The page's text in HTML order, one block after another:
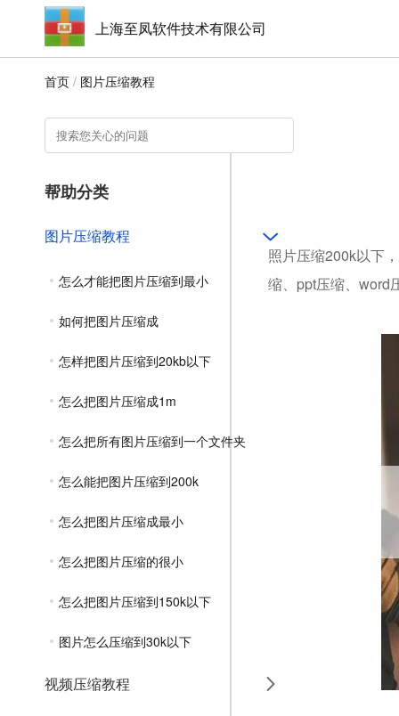
上海至凤软件技术有限公司
首页 / 图片压缩教程
帮助分类
图片压缩教程
怎么才能把图片压缩到最小
如何把图片压缩成
怎样把图片压缩到20kb以下
怎么把图片压缩成1m
怎么把所有图片压缩到一个文件夹
怎么能把图片压缩到200k
怎么把图片压缩成最小
怎么把图片压缩的很小
怎么把图片压缩到150k以下
图片怎么压缩到30k以下
视频压缩教程
照片压缩200k以下
缩、ppt压缩、word